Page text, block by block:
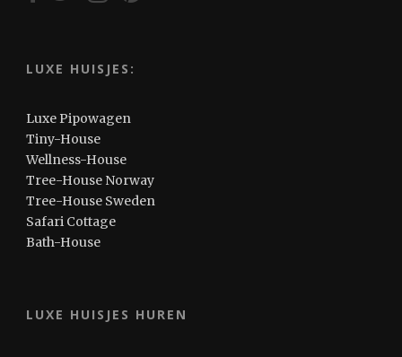
LUXE HUISJES:
Luxe Pipowagen
Tiny-House
Wellness-House
Tree-House Norway
Tree-House Sweden
Safari Cottage
Bath-House
LUXE HUISJES HUREN